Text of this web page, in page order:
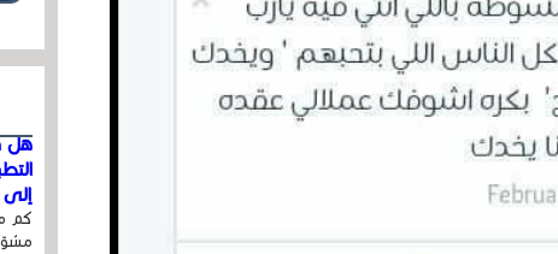
هل
إلى
كم